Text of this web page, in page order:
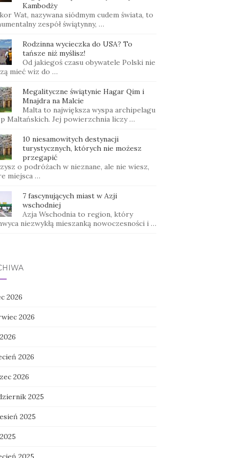
Kambodży
Wat, nazywana siódmym cudem świata, to
zespół świątynny, …
Rodzinna wycieczka do USA? To
tańsze niż myślisz!
Od jakiegoś czasu obywatele Polski nie
mieć wiz do …
Megalityczne świątynie Hagar Qim i
Mnajdra na Malcie
Malta to największa wyspa archipelagu
Maltańskich. Jej powierzchnia liczy …
10 niesamowitych destynacji
turystycznych, których nie możesz
przegapić
o podróżach w nieznane, ale nie wiesz,
miejsca …
7 fascynujących miast w Azji
wschodniej
Azja Wschodnia to region, który
niezwykłą mieszanką nowoczesności i …
2026
2026
2026
2026
2025
2025